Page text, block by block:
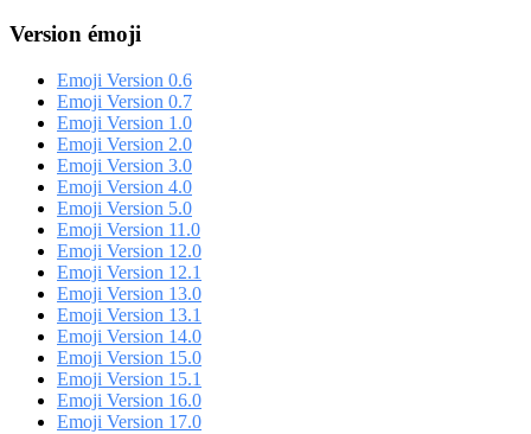
Version émoji
Emoji Version 0.6
Emoji Version 0.7
Emoji Version 1.0
Emoji Version 2.0
Emoji Version 3.0
Emoji Version 4.0
Emoji Version 5.0
Emoji Version 11.0
Emoji Version 12.0
Emoji Version 12.1
Emoji Version 13.0
Emoji Version 13.1
Emoji Version 14.0
Emoji Version 15.0
Emoji Version 15.1
Emoji Version 16.0
Emoji Version 17.0